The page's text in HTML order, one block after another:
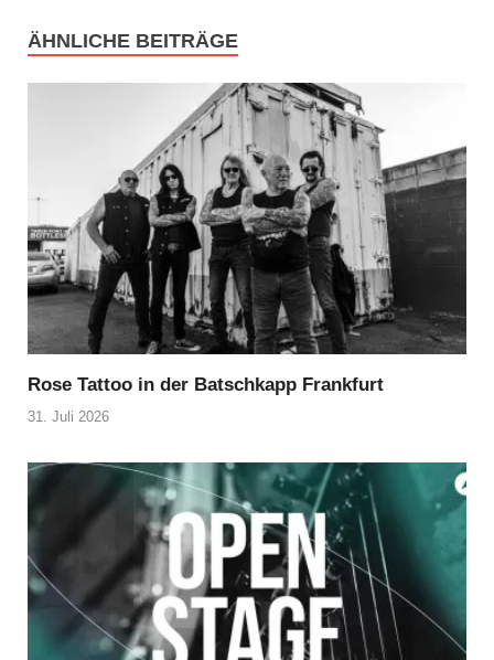
ÄHNLICHE BEITRÄGE
Rose Tattoo in der Batschkapp Frankfurt
31. Juli 2026